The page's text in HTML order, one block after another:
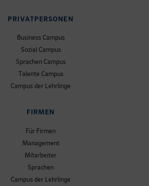
PRIVATPERSONEN
Business Campus
Sozial Campus
Sprachen Campus
Talente Campus
Campus der Lehrlinge
FIRMEN
Für Firmen
Management
Mitarbeiter
Sprachen
Campus der Lehrlinge